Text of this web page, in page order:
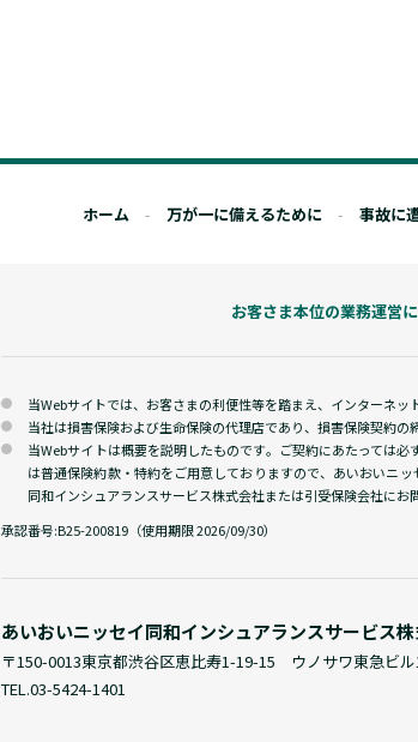
ホーム 万が一に備えるために 事故に
お客さま本位の業務運営
当Webサイトでは、お客さまの利便性等を踏まえ、インターネッ
当社は損害保険および生命保険の代理店であり、損害保険契約の
当Webサイトは概要を説明したものです。ご契約にあたっては
は普通保険約款・特約をご用意しておりますので、あいおいニ
同和インシュアランスサービス株式会社または引受保険会社にお
承認番号:B25-200819（使用期限 2026/09/30）
あいおいニッセイ同和インシュアランスサービス
〒150-0013東京都渋谷区恵比寿1-19-15 ウノサワ東急ビル
TEL.03-5424-1401